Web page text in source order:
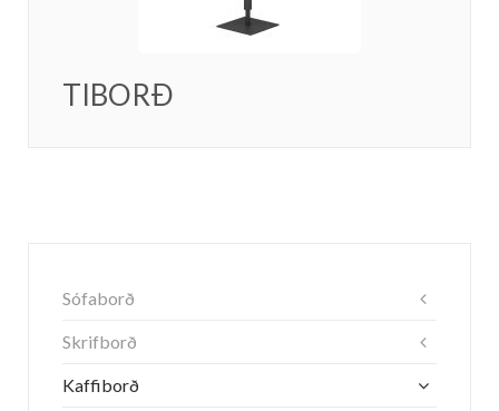
TIBORÐ
Sófaborð
Skrifborð
Kaffiborð